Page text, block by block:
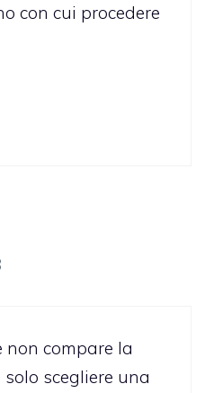
con cui procedere
non compare la
solo scegliere una